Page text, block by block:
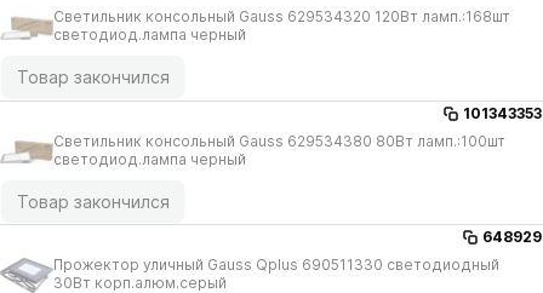
Светильник консольный Gauss 629534320 120Вт ламп.:168шт
светодиод.лампа черный
Товар закончился
101343353
Светильник консольный Gauss 629534380 80Вт ламп.:100шт
светодиод.лампа черный
Товар закончился
648929
Прожектор уличный Gauss Qplus 690511330 светодиодный
30Вт корп.алюм.серый